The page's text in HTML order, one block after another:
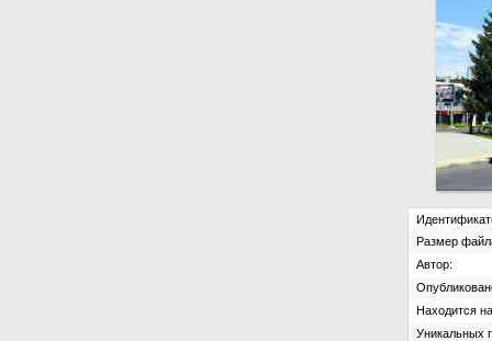
Размер
Автор:
Находится
Уникальных